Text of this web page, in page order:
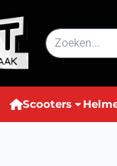
Zoeken
Scooters